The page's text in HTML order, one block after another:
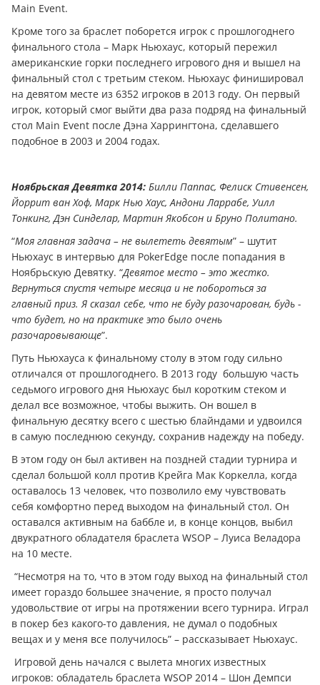
Main Event.
Кроме того за браслет поборется игрок с прошлогоднего
финального стола – Марк Ньюхаус, который пережил
американские горки последнего игрового дня и вышел на
финальный стол с третьим стеком. Ньюхаус финишировал
на девятом месте из 6352 игроков в 2013 году. Он первый
игрок, который смог выйти два раза подряд на финальный
стол Main Event после Дэна Харрингтона, сделавшего
подобное в 2003 и 2004 годах.
Ноябрьская Девятка 2014: Билли Паппас, Фелиск Стивенсен,
Йоррит ван Хоф, Марк Нью Хаус, Андони Ларрабе, Уилл
Тонкинг, Дэн Синделар, Мартин Якобсон и Бруно Политано.
“Моя главная задача – не вылететь девятым” – шутит
Ньюхаус в интервью для PokerEdge после попадания в
Ноябрьскую Девятку. “Девятое место – это жестко.
Вернуться спустя четыре месяца и не побороться за
главный приз. Я сказал себе, что не буду разочарован, будь -
что будет, но на практике это было очень
разочаровывающе”.
Путь Ньюхауса к финальному столу в этом году сильно
отличался от прошлогоднего. В 2013 году большую часть
седьмого игрового дня Ньюхаус был коротким стеком и
делал все возможное, чтобы выжить. Он вошел в
финальную десятку всего с шестью блайндами и удвоился
в самую последнюю секунду, сохранив надежду на победу.
В этом году он был активен на поздней стадии турнира и
сделал большой колл против Крейга Мак Коркелла, когда
оставалось 13 человек, что позволило ему чувствовать
себя комфортно перед выходом на финальный стол. Он
оставался активным на баббле и, в конце концов, выбил
двукратного обладателя браслета WSOP – Луиса Веладора
на 10 месте.
“Несмотря на то, что в этом году выход на финальный стол
имеет гораздо большее значение, я просто получал
удовольствие от игры на протяжении всего турнира. Играл
в покер без какого-то давления, не думал о подобных
вещах и у меня все получилось” – рассказывает Ньюхаус.
Игровой день начался с вылета многих известных
игроков: обладатель браслета WSOP 2014 – Шон Демпси